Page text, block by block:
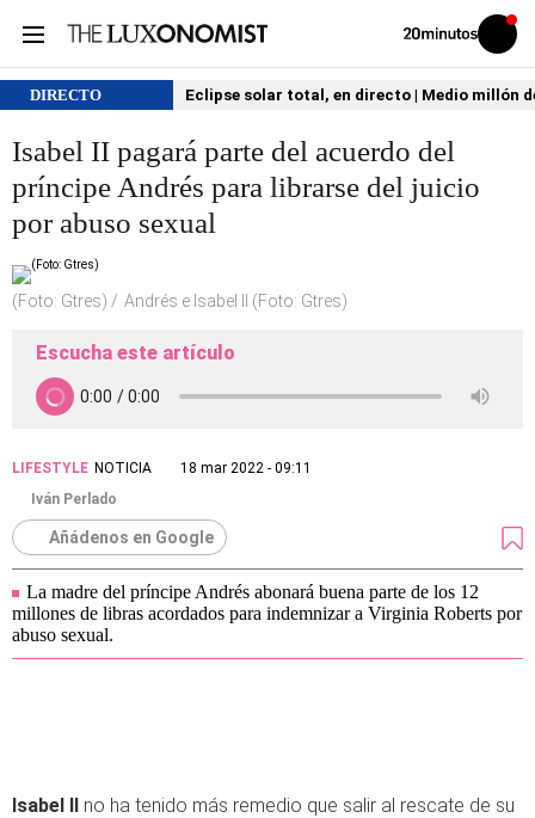
Volver
Iniciar
sesión
DIRECTO Eclipse solar total, en directo | Medio millón
Isabel II pagará parte del acuerdo del
príncipe Andrés para librarse del juicio
por abuso sexual
(Foto: Gtres) Andrés e Isabel II (Foto: Gtres)
Escucha este artículo
LIFESTYLE NOTICIA
18 mar 2022 - 09:11
Iván Perlado
Añádenos en Google
La madre del príncipe Andrés abonará buena parte de los 12
millones de libras acordados para indemnizar a Virginia Roberts por
abuso sexual.
Isabel II no ha tenido más remedio que salir al rescate de su